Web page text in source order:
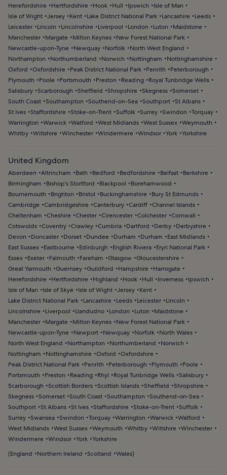
Herefordshire
Hertfordshire Hook Hull Ipswich
Isle of Man
Isle of Wight Jersey Kent Lake District National Park Lancashire
Leeds
Leicester
Lincoln Lincolnshire Liverpool London Luton
Maidstone
Manchester
Margate Milton Keynes
New Forest National Park
Newcastle-upon-Tyne
Newquay Norfolk
North West England
Northampton
Northumberland Norwich Nottingham
Nottinghamshire
Oxford
Oxfordshire Peak District National Park Penrith
Peterborough
Plymouth
Poole Portsmouth Preston Reading
Royal Tunbridge Wells
Salisbury Scarborough Sheffield Shropshire Skegness Somerset
South Coast Southampton Southend-on-Sea Southport St Albans
St Ives Staffordshire Stoke-on-Trent Suffolk Surrey Swindon
Torquay
Warrington
Warwick Watford West Midlands West Sussex Weymouth
Whitby Wiltshire Winchester Windermere Windsor York Yorkshire
United Kingdom
Aberdeen Altrincham Bath Bedford Bedfordshire Belfast
Berkshire
Birmingham
Bishop's Stortford Blackpool
Borehamwood
Bournemouth
Brighton Bristol Buckinghamshire
Bury St Edmunds
Cambridge Cambridgeshire Canterbury Cardiff Channel Islands
Cheltenham
Cheshire Chester Cirencester Colchester Cornwall
Cotswolds Coventry Crawley Cumbria Dartford Derby
Derbyshire
Devon
Doncaster Dorset Dundee Durham Durham
East Midlands
East Sussex
Eastbourne Edinburgh English Riviera
Eryri National Park
Essex
Exeter Falmouth Fareham Glasgow
Gloucestershire
Great Yarmouth
Guernsey Guildford Hampshire
Harrogate
Herefordshire
Hertfordshire Highland Hook Hull Inverness
Ipswich
Isle of Man
Isle of Skye Isle of Wight Jersey
Kent
Lake District National Park
Lancashire Leeds Leicester
Lincoln
Lincolnshire
Liverpool Llandudno London Luton
Maidstone
Manchester
Margate Milton Keynes
New Forest National Park
Newcastle-upon-Tyne
Newport Newquay Norfolk
North Wales
North West England
Northampton Northumberland
Norwich
Nottingham
Nottinghamshire Oxford
Oxfordshire
Peak District National Park
Penrith Peterborough Plymouth
Poole
Portsmouth
Preston Reading Rhyl Royal Tunbridge Wells Salisbury
Scarborough
Scottish Borders Scottish Islands Sheffield
Shropshire
Skegness Somerset South Coast Southampton
Southend-on-Sea
Southport St Albans St Ives Staffordshire Stoke-on-Trent Suffolk
Surrey Swansea Swindon Torquay Warrington Warwick Watford
West Midlands West Sussex Weymouth Whitby Wiltshire Winchester
Windermere Windsor York Yorkshire
(England Northern Ireland Scotland Wales)